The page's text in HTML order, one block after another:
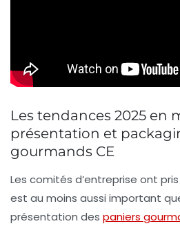
Les tendances 2025 en
présentation et
gourmands CE
Les comités d’entreprise ont
est au moins aussi important
présentation des paniers